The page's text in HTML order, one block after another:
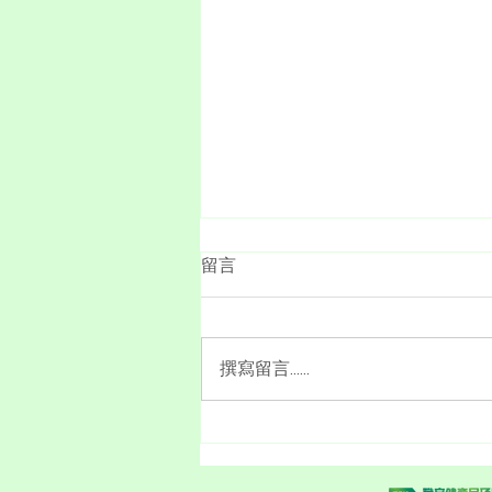
Mclaren HK Track Day
留言
撰寫留言......